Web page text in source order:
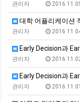
관리자
대학 어플리케이션
관리자
Early Decision과
관리자
Early Decision과
관리자 2016.11.01